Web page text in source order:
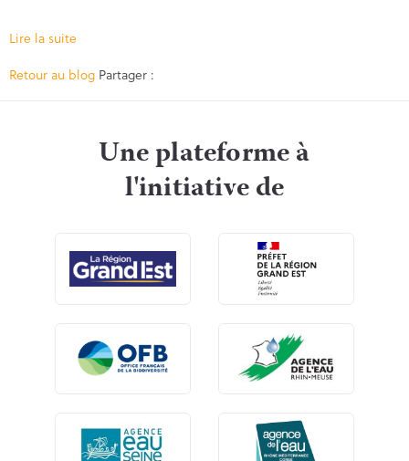
Lire la suite
Retour au blog Partager :
Une plateforme à
l'initiative de